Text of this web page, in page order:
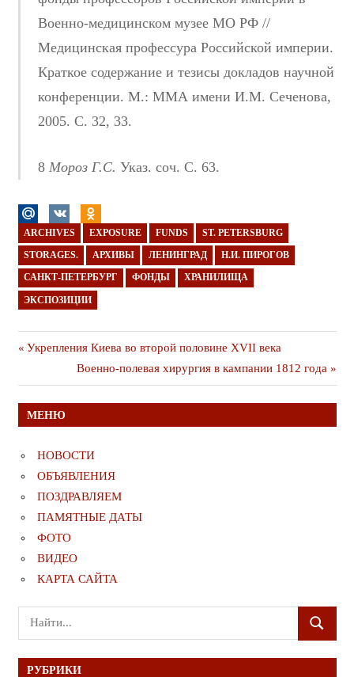
Военно-медицинском музее МО РФ //
Медицинская профессура Российской империи.
Краткое содержание и тезисы докладов научной
конференции. М.: ММА имени И.М. Сеченова,
2005. С. 32, 33.
8 Мороз Г.С. Указ. соч. С. 63.
ARCHIVES EXPOSURE FUNDS ST. PETERSBURG
STORAGES. АРХИВЫ ЛЕНИНГРАД Н.И. ПИРОГОВ
САНКТ-ПЕТЕРБУРГ ФОНДЫ ХРАНИЛИЩА
ЭКСПОЗИЦИИ
Навигация
по
записям
Предыдущая
публикация
Укрепления Киева во второй половине XVII века
Следующая
публикация
Военно-полевая хирургия в кампании 1812 года
МЕНЮ
НОВОСТИ
ОБЪЯВЛЕНИЯ
ПОЗДРАВЛЯЕМ
ПАМЯТНЫЕ ДАТЫ
ФОТО
ВИДЕО
КАРТА САЙТА
Поиск
для:
ПОИСК
РУБРИКИ